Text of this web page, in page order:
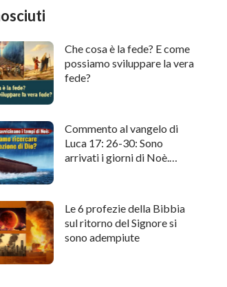
Che cosa è la fede? E come
possiamo sviluppare la vera
fede?
Commento al vangelo di
Luca 17: 26-30: Sono
arrivati i giorni di Noè.
Le 6 profezie della Bibbia
sul ritorno del Signore si
sono adempiute